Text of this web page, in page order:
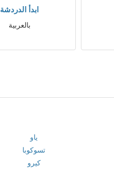
ابدأ الدردشة
بالعربية
ياو
تسوكوبا
كيرو